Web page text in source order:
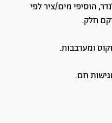
הוסיפי מים/ציר לפי
חלק.
ומערבבות.
חם.